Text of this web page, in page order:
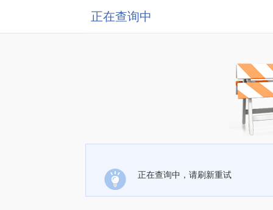
正在查询中
正在查询中，请刷新重试